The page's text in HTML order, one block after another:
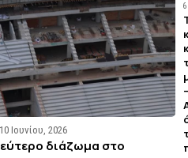
10 Ιουνίου, 2026
διάζωμα στο
6
–